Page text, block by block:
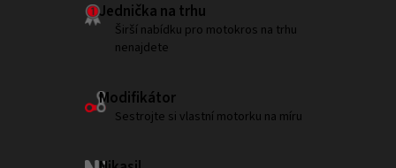
Jednička na trhu
Širší nabídku pro motokros na trhu
nenajdete
Modifikátor
Sestrojte si vlastní motorku na míru